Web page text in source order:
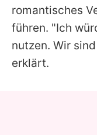
romantisches
führen. "Ich
nutzen. Wir
erklärt.